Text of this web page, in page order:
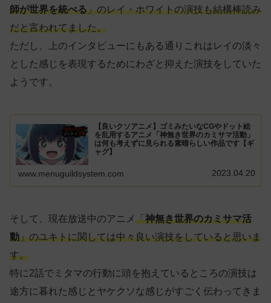
師が世界を統べる」のレイ・ホワイトの演技も結構棒読み
だと言われてました。
ただし、上のインタビューにもある通りこれはレイの淡々
とした感じを表現するためにわざと抑えた演技をしていた
ようです。
【良いクソアニメ】ゴミみたいなCGやドット絵
を乱用するアニメ「神無き世界のカミサマ活動」
は何も考えずに見られる素晴らしい作品です【ギ
ャグ】
www.menuguildsystem.com 2023.04.20
そして、現在放送中のアニメ「神無き世界のカミサマ活
動」のユキトに関しては中々良い演技をしていると思いま
す。
特に2話でミタマの行動に頭を抱えているところの演技は
途方に暮れた感じとヤケクソな感じがすごく伝わってきま